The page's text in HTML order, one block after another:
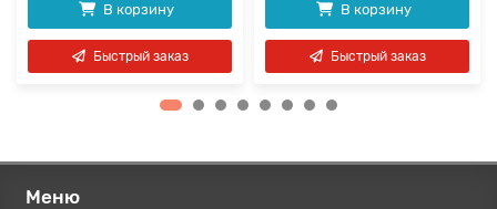
В корзину
Быстрый заказ
В корзину
Быстрый заказ
Меню